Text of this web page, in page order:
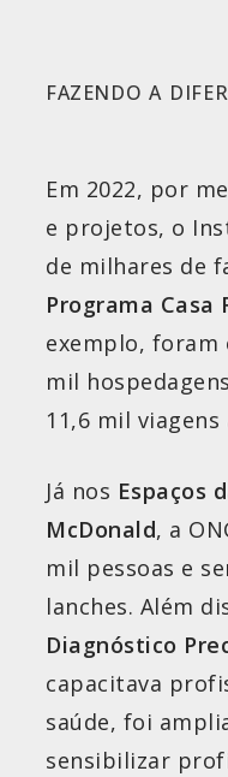
FAZENDO A
Em 2022, por
e projetos, o
de milhares de
Programa Casa
exemplo, foram
mil
11,6 mil
Já nos Espaços
McDonald, a
mil pessoas e
lanches. Além
Diagnóstico
capacitava
saúde, foi
sensibilizar